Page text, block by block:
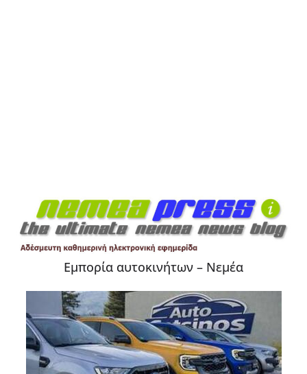
Εμπορία αυτοκινήτων – Νεμέα